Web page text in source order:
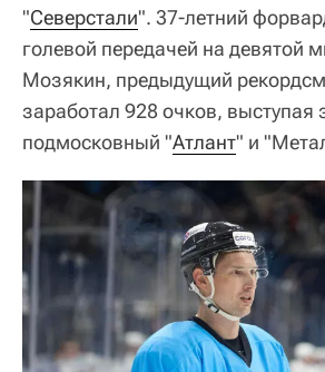
"Северстали". 37-летний
голевой передачей на девятой
Мозякин, предыдущий
заработал 928 очков, выступая
подмосковный "Атлант" и